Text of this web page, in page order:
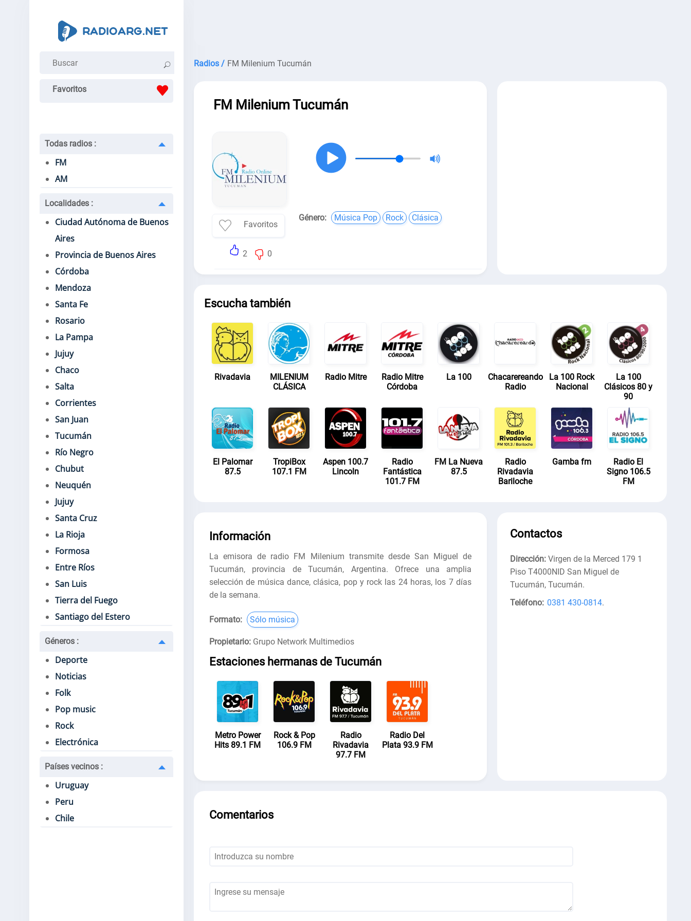
Favoritos
Todas radios :
FM
AM
Localidades :
Ciudad Autónoma de Buenos
Aires
Provincia de Buenos Aires
Córdoba
Mendoza
Santa Fe
Rosario
La Pampa
Jujuy
Chaco
Salta
Corrientes
San Juan
Tucumán
Río Negro
Chubut
Neuquén
Jujuy
Santa Cruz
La Rioja
Formosa
Entre Ríos
San Luis
Tierra del Fuego
Santiago del Estero
Géneros :
Deporte
Noticias
Folk
Pop music
Rock
Electrónica
Países vecinos :
Uruguay
Peru
Chile
Radios / FM Milenium Tucumán
FM Milenium Tucumán
Favoritos
2 0
Género: Música Pop Rock Clásica
Escucha también
Rivadavia
MILENIUM
CLÁSICA
Radio Mitre
Radio Mitre
Córdoba
La 100
Chacarereando
Radio
La 100 Rock
Nacional
La 100
Clásicos 80 y
90
El Palomar
87.5
TropiBox
107.1 FM
Aspen 100.7
Lincoln
Radio
Fantástica
101.7 FM
FM La Nueva
87.5
Radio
Rivadavia
Bariloche
Gamba fm
Radio El
Signo 106.5
FM
Información
La emisora ​​de radio FM Milenium transmite desde San Miguel de
Tucumán, provincia de Tucumán, Argentina. Ofrece una amplia
selección de música dance, clásica, pop y rock las 24 horas, los 7 días
de la semana.
Formato: Sólo música
Propietario: Grupo Network Multimedios
Estaciones hermanas de Tucumán
Metro Power
Hits 89.1 FM
Rock & Pop
106.9 FM
Radio
Rivadavia
97.7 FM
Radio Del
Plata 93.9 FM
Contactos
Dirección: Virgen de la Merced 179 1
Piso T4000NID San Miguel de
Tucumán, Tucumán.
Teléfono: 0381 430-0814.
Comentarios